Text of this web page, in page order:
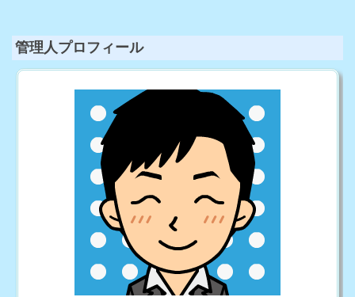
管理人プロフィール